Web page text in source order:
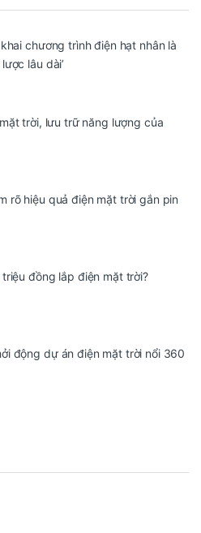
chương trình điện hạt nhân là
lâu dài’
trời, lưu trữ năng lượng của
rõ hiệu quả điện mặt trời gắn pin
đồng lắp điện mặt trời?
động dự án điện mặt trời nổi 360